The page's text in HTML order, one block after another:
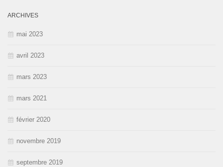
ARCHIVES
mai 2023
avril 2023
mars 2023
mars 2021
février 2020
novembre 2019
septembre 2019